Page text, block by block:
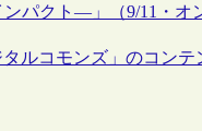
パクト―」（9/11・オ
ルコモンズ」のコンテ